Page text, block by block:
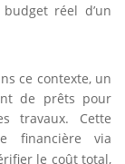
réel d’un
ce contexte, un
de prêts pour
travaux. Cette
financière via
le coût total,